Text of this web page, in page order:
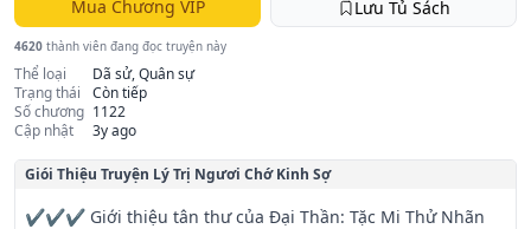
Mua Chương VIP Lưu Tủ Sách
4620 thành viên đang đọc truyện này
Thể loại
Dã sử, Quân sự
Trạng thái
Còn tiếp
Số chương 1122
Cập nhật
3y ago
Giói Thiệu Truyện Lý Trị Ngươi Chớ Kinh Sợ
✔️✔️✔️ Giới thiệu tân thư của Đại Thần: Tặc Mi Thử Nhãn